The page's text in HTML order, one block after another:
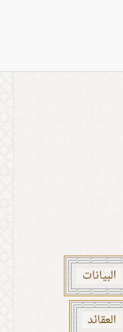
البيانات
العقائد